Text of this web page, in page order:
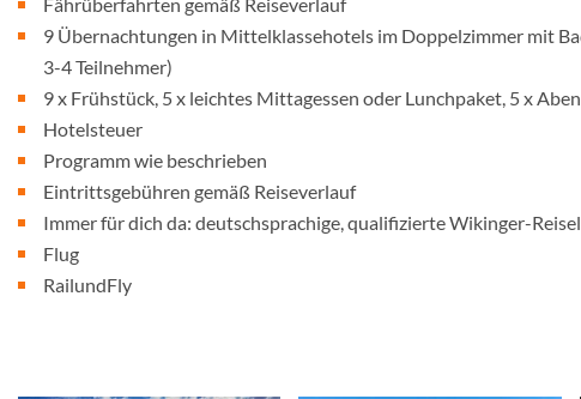
9 Übernachtungen in Mittelklassehotels im Doppelzimmer mit
3-4 Teilnehmer)
9 x Frühstück, 5 x leichtes Mittagessen oder Lunchpaket, 5 x
Hotelsteuer
Programm wie beschrieben
Eintrittsgebühren gemäß Reiseverlauf
Immer für dich da: deutschsprachige, qualifizierte Wikinger-
Flug
RailundFly